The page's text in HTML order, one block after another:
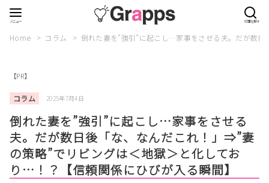
Home コラム 倒れた妻を”強引”に起こし…家事をさせる夫。だが数
【PR】
コラム 2025年7月4日
倒れた妻を”強引”に起こし…家事をさせる
夫。だが数日後「な、なんだこれ！」⇒”妻
の策略”でリビングは＜地獄＞と化してお
り…！？【信頼関係にひびが入る瞬間】